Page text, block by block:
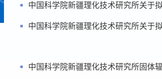
中国科学院新疆理化技术研究所关于
中国科学院新疆理化技术研究所关于
中国科学院新疆理化技术研究所固体